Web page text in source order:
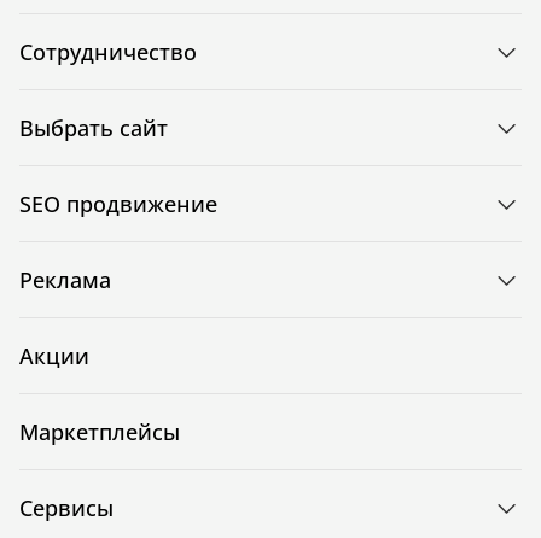
Сотрудничество
Выбрать сайт
SEO продвижение
Реклама
Акции
Маркетплейсы
Сервисы